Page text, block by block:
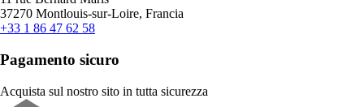
37270 Montlouis-sur-Loire, Francia
+33 1 86 47 62 58
Pagamento sicuro
Acquista sul nostro sito in tutta sicurezza